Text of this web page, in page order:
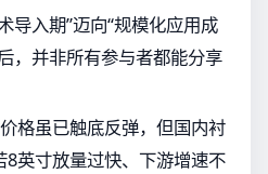
导入期”迈向“规模化应用成
，并非所有参与者都能分享
格虽已触底反弹，但国内衬
英寸放量过快、下游增速不